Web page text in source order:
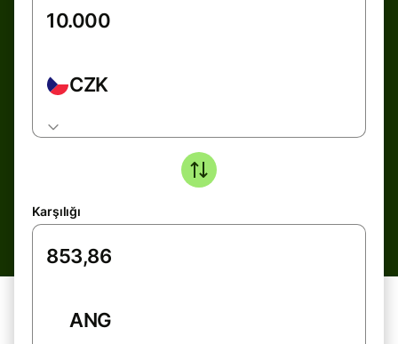
CZK
Karşılığı
ANG